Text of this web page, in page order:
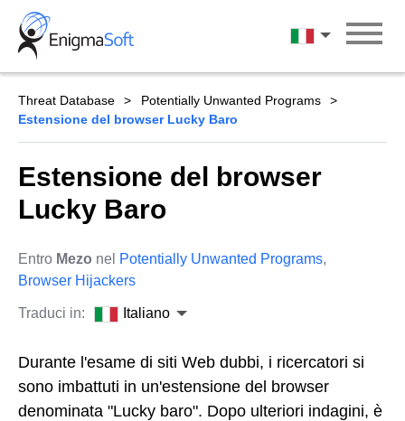
Skip
content
Italiano
Threat Database
Potentially Unwanted Programs
Estensione del browser Lucky Baro
Estensione del browser
Lucky Baro
Entro Mezo nel Potentially Unwanted Programs,
Browser Hijackers
Traduci in: Italiano
Durante l'esame di siti Web dubbi, i ricercatori si
sono imbattuti in un'estensione del browser
denominata "Lucky baro". Dopo ulteriori indagini, è